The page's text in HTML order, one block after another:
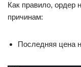
Как правило, ордер
причинам:
Последняя цена